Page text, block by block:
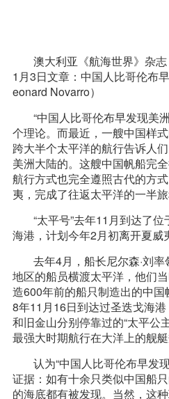
澳大利亚《航海世界》杂
1月3日文章：中国人比哥伦布
eonard Novarro）
“中国人比哥伦布早发现美
个理论。而最近，一艘中国样
跨大半个太平洋的航行告诉人
美洲大陆的。这艘中国帆船完
航行方式也完全遵照古代的方
夷，完成了往返太平洋的一半旅
“太平号”去年11月到达了
海港，计划今年2月初离开夏威
去年4月，船长尼尔森·刘
地区的船员横渡太平洋，他们
造600年前的船只制造出的中
8年11月16日到达过圣迭戈海
和旧金山分别停靠过的“太平公
最强大时期航行在大洋上的舰艇
认为“中国人比哥伦布早发
证据：如有十余只类似中国船
的海底都有被发现。当然，这